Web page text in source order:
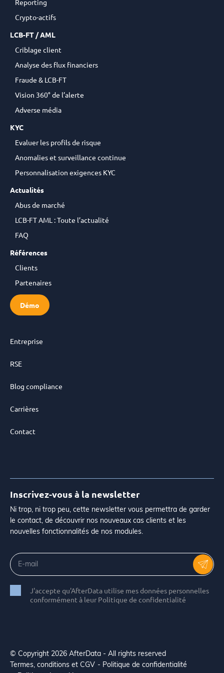
Reporting
Crypto-actifs
LCB-FT / AML
Criblage client
Analyse des flux financiers
Fraude & LCB-FT
Vision 360° de l’alerte
Adverse média
KYC
Evaluer les profils de risque
Anomalies et surveillance continue
Personnalisation exigences KYC
Actualités
Abus de marché
LCB-FT AML : Toute l’actualité
FAQ
Références
Clients
Partenaires
Démo
Entreprise
RSE
Blog compliance
Carrières
Contact
Inscrivez-vous à la newsletter
Ni trop, ni trop peu, cette newsletter vous permettra de garder
le contact, de découvrir nos nouveaux cas clients et les
nouvelles fonctionnalités de nos modules.
J'accepte qu'AfterData utilise mes données personnelles
conformément à leur Politique de confidentialité
© Copyright 2026 AfterData - All rights reserved
Termes, conditions et CGV
Politique de confidentialité